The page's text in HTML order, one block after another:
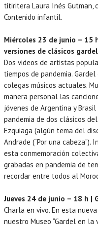
titiritera Laura Inés Gutman,
Contenido infantil.
Miércoles 23 de junio – 15
versiones de clásicos
Dos videos de artistas
tiempos de pandemia.
colegas músicos actuales.
manera personal las
jóvenes de Argentina y
pandemia de dos clásicos
Ezquiaga (algún tema del
Andrade (“Por una
esta conmemoración
grabadas en pandemia de
recordar entre todos al
Jueves 24 de junio – 18 h |
Charla en vivo. En esta
nuestro Museo “Gardel en la